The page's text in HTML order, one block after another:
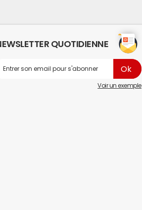
QUOTIDIENNE
Voir un exemple